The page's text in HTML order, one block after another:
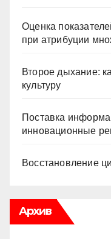
Оценка
при атрибуции
Второе дыхание:
культуру
Поставка
инновационные
Восстановление
Архив